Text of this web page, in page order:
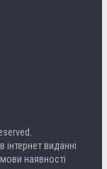
інтернет виданні
наявності